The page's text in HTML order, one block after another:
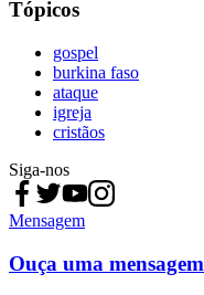
Tópicos
gospel
burkina faso
ataque
igreja
cristãos
Siga-nos
Mensagem
Ouça uma mensagem